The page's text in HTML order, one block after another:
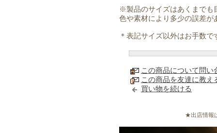
※製品のサイズはあくまでも
色や素材により多少の誤差
＊表記サイズ以外はお手数
この商品について問い
この商品を友達に教え
買い物を続ける
★出店情報